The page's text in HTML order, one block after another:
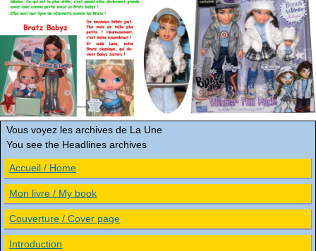
Vous voyez les archives de La Une
You see the Headlines archives
Accueil / Home
Mon livre / My book
Couverture / Cover page
Introduction